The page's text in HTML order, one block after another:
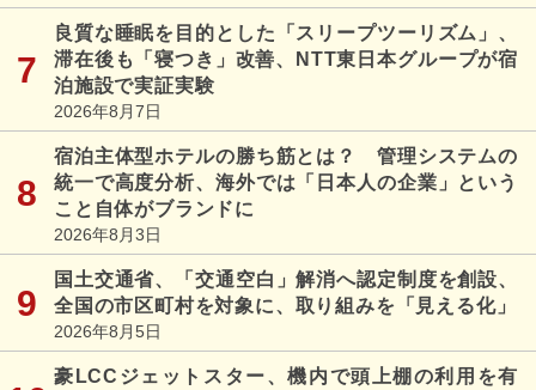
良質な睡眠を目的とした「スリープツーリズム」、
滞在後も「寝つき」改善、NTT東日本グループが宿
泊施設で実証実験
2026年8月7日
宿泊主体型ホテルの勝ち筋とは？ 管理システムの
統一で高度分析、海外では「日本人の企業」という
こと自体がブランドに
2026年8月3日
国土交通省、「交通空白」解消へ認定制度を創設、
全国の市区町村を対象に、取り組みを「見える化」
2026年8月5日
豪LCCジェットスター、機内で頭上棚の利用を有